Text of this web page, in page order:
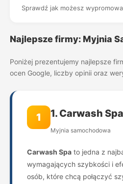
Sprawdź jak możesz
Najlepsze firmy: Myjnia
Poniżej prezentujemy najlepsze
ocen Google, liczby opinii oraz
1 1. Carwash
Myjnia samochodowa
Carwash Spa to jedna z
wymagających szybkości i
osób, które chcą połączyć